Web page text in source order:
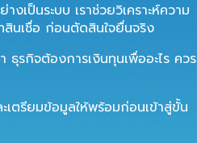
เป็นระบบ เราช่วยวิเคราะห์ความ
สินเชื่อ ก่อนตัดสินใจยื่นจริง
ธุรกิจต้องการเงินทุนเพื่ออะไร ควร
เตรียมข้อมูลให้พร้อมก่อนเข้าสู่ขั้น